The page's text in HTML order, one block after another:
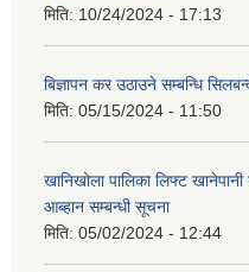
मिति: 10/24/2024 - 17:13
बिज्ञापन कर उठाउने सम्बन्धि
मिति: 05/15/2024 - 11:50
खानिखोला पालिका लिफ्ट
आब्हान सम्बन्धी सूचना
मिति: 05/02/2024 - 12:44